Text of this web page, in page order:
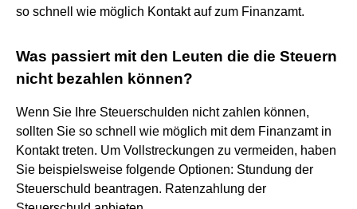
so schnell wie möglich Kontakt auf zum Finanzamt.
Was passiert mit den Leuten die die Steuern
nicht bezahlen können?
Wenn Sie Ihre Steuerschulden nicht zahlen können,
sollten Sie so schnell wie möglich mit dem Finanzamt in
Kontakt treten. Um Vollstreckungen zu vermeiden, haben
Sie beispielsweise folgende Optionen: Stundung der
Steuerschuld beantragen. Ratenzahlung der